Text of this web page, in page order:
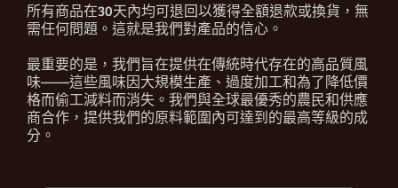
所有商品在30天內均可退回以獲得全額退款或換貨，無
需任何問題。這就是我們對產品的信心。
最重要的是，我們旨在提供在傳統時代存在的高品質風
味——這些風味因大規模生產、過度加工和為了降低價
格而偷工減料而消失。我們與全球最優秀的農民和供應
商合作，提供我們的原料範圍內可達到的最高等級的成
分。